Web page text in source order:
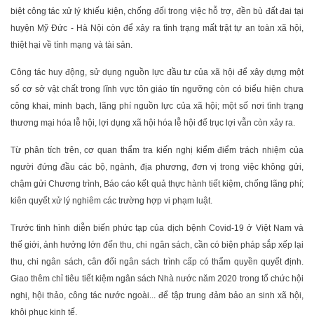
biệt công tác xử lý khiếu kiện, chống đối trong việc hỗ trợ, đền bù đất đai tại
huyện Mỹ Đức - Hà Nội còn để xảy ra tình trạng mất trật tự an toàn xã hội,
thiệt hại về tính mạng và tài sản.
Công tác huy động, sử dụng nguồn lực đầu tư của xã hội để xây dựng một
số cơ sở vật chất trong lĩnh vực tôn giáo tín ngưỡng còn có biểu hiện chưa
công khai, minh bạch, lãng phí nguồn lực của xã hội; một số nơi tình trạng
thương mại hóa lễ hội, lợi dụng xã hội hóa lễ hội để trục lợi vẫn còn xảy ra.
Từ phân tích trên, cơ quan thẩm tra kiến nghị kiểm điểm trách nhiệm của
người đứng đầu các bộ, ngành, địa phương, đơn vị trong việc không gửi,
chậm gửi Chương trình, Báo cáo kết quả thực hành tiết kiệm, chống lãng phí;
kiên quyết xử lý nghiêm các trường hợp vi phạm luật.
Trước tình hình diễn biến phức tạp của dịch bệnh Covid-19 ở Việt Nam và
thế giới, ảnh hưởng lớn đến thu, chi ngân sách, cần có biện pháp sắp xếp lại
thu, chi ngân sách, cân đối ngân sách trình cấp có thẩm quyền quyết định.
Giao thêm chỉ tiêu tiết kiệm ngân sách Nhà nước năm 2020 trong tổ chức hội
nghị, hội thảo, công tác nước ngoài... để tập trung đảm bảo an sinh xã hội,
khôi phục kinh tế.